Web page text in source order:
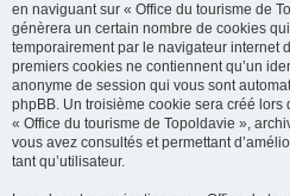
en naviguant sur « Office du tourisme de
génèrera un certain nombre de cookies
temporairement par le navigateur internet
premiers cookies ne contiennent qu’un
anonyme de session qui vous sont
phpBB. Un troisième cookie sera créé
« Office du tourisme de Topoldavie »,
vous avez consultés et permettant
tant qu’utilisateur.